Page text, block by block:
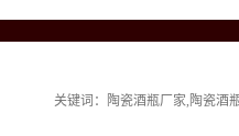
关键词： 陶瓷酒瓶厂家 陶瓷酒